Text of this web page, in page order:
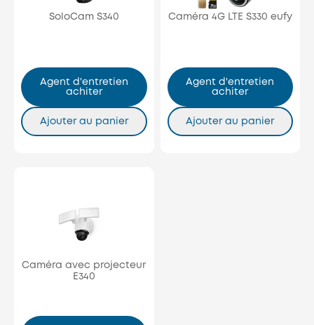
SoloCam S340
Agent d'entretien
achiter
Ajouter au panier
Caméra 4G LTE S330 eufy
Agent d'entretien
achiter
Ajouter au panier
Caméra avec projecteur
E340